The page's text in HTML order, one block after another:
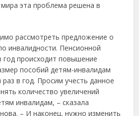
эта проблема решена в
рассмотреть предложение о
инвалидности. Пенсионной
происходит повышение
пособий детям-инвалидам
в год. Просим учесть данное
количество увеличений
инвалидам, – сказала
– И наконец, нужно изменить